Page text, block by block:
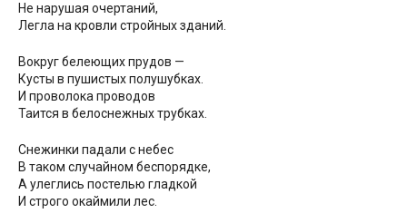
Не нарушая очертаний,
Легла на кровли стройных зданий.
Вокруг белеющих прудов —
Кусты в пушистых полушубках.
И проволока проводов
Таится в белоснежных трубках.
Снежинки падали с небес
В таком случайном беспорядке,
А улеглись постелью гладкой
И строго окаймили лес.